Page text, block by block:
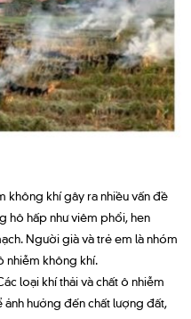
không khí gây ra nhiều vấn đề
hô hấp như viêm phổi, hen
Người già và trẻ em là nhóm
nhiễm không khí.
loại khí thải và chất ô nhiễm
hưởng đến chất lượng đất,